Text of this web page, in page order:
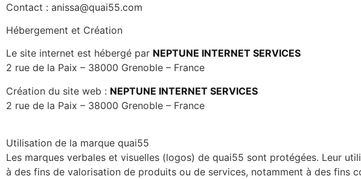
Contact : anissa@quai55.com
Hébergement et Création
Le site internet est hébergé par NEPTUNE INTERNET SERVICES
2 rue de la Paix – 38000 Grenoble – France
Création du site web : NEPTUNE INTERNET SERVICES
2 rue de la Paix – 38000 Grenoble – France
Utilisation de la marque quai55
Les marques verbales et visuelles (logos) de quai55 sont protégées. Leur
à des fins de valorisation de produits ou de services, notamment à des fins